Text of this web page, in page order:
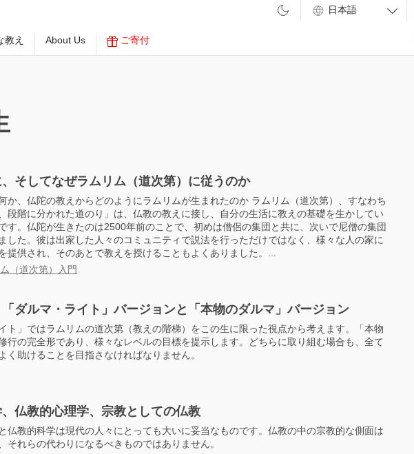
教え About Us ご寄付
、そしてなぜラムリム（道次第）に従うのか
か、仏陀の教えからどのようにラムリムが生まれたのか ラムリム（道次第）、すなわち
段階に分かれた道のり」は、仏教の教えに接し、自分の生活に教えの基礎を生かしてい
す。仏陀が生きたのは2500年前のことで、初めは僧侶の集団と共に、次いで尼僧の集団
した。彼は出家した人々のコミュニティで説法を行っただけではなく、様々な人の家に
提供され、そのあとで教えを授けることもよくありました。...
（道次第）入門
ダルマ・ライト」バージョンと「本物のダルマ」バージョン
ト」ではラムリムの道次第（教えの階梯）をこの生に限った視点から考えます。「本物
行の完全形であり、様々なレベルの目標を提示します。どちらに取り組む場合も、全て
く助けることを目指さなければなりません。
仏教的心理学、宗教としての仏教
仏教的科学は現代の人々にとっても大いに妥当なものです。仏教の中の宗教的な側面は
それらの代わりになるべきものではありません。